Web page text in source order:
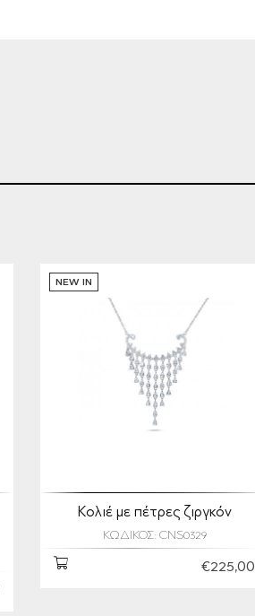
NEW IN
Κολιέ με πέτρες ζιργκόν
ΚΩΔΙΚΟΣ: CNS0329
€225,00